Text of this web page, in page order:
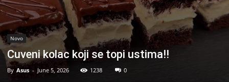
Novo
Cuveni kolac koji se topi ustima!!
By Asus - June 5, 2026 1238 0